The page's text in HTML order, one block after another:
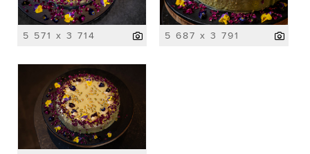
5 571 x 3 714 5 687 x 3 791